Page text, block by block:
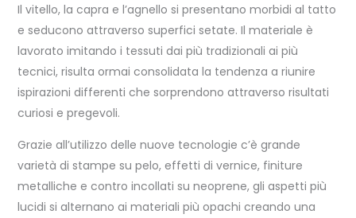
Il vitello, la capra e l’agnello si presentano morbidi al tatto
e seducono attraverso superfici setate. Il materiale è
lavorato imitando i tessuti dai più tradizionali ai più
tecnici, risulta ormai consolidata la tendenza a riunire
ispirazioni differenti che sorprendono attraverso risultati
curiosi e pregevoli.
Grazie all’utilizzo delle nuove tecnologie c’è grande
varietà di stampe su pelo, effetti di vernice, finiture
metalliche e contro incollati su neoprene, gli aspetti più
lucidi si alternano ai materiali più opachi creando una